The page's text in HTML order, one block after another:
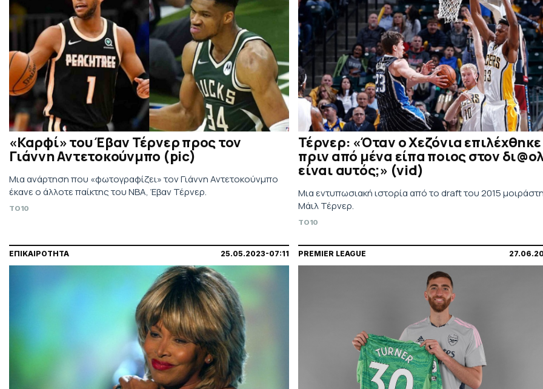
«Καρφί» του Έβαν Τέρνερ προς τον
Γιάννη Αντετοκούνμπο (pic)
Μια ανάρτηση που «φωτογραφίζει» τον Γιάννη Αντετοκούνμπο
έκανε ο άλλοτε παίκτης του ΝΒΑ, Έβαν Τέρνερ.
TO10
Τέρνερ: «Όταν ο Χεζόνια επιλέχθηκε
πριν από μένα είπα ποιος στον
είναι αυτός;» (vid)
Μια εντυπωσιακή ιστορία από το draft του 2015
Μάιλ Τέρνερ.
TO10
ΕΠΙΚΑΙΡΟΤΗΤΑ 25.05.2023-07:11 PREMIER LEAGUE